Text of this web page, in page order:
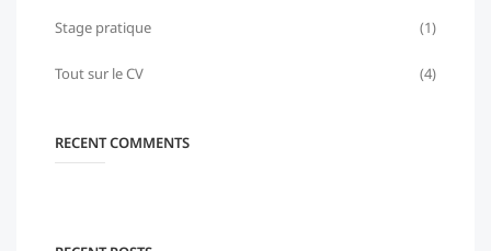
Stage pratique (1)
Tout sur le CV (4)
RECENT COMMENTS